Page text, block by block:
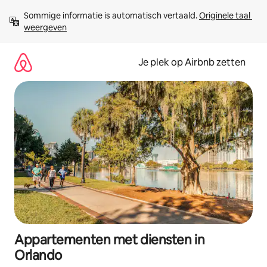
direct
naar
Sommige informatie is automatisch vertaald. Originele taal
weergeven
Je plek op Airbnb zetten
Appartementen met diensten in
Orlando